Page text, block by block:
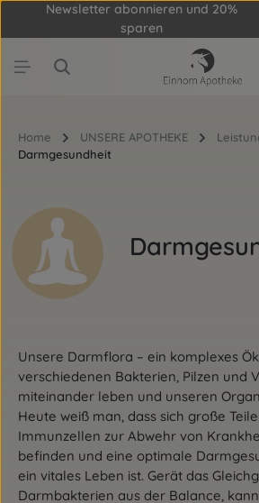
Zum Hauptinhalt springen
Newsletter abonnieren und 20%
sparen
Home UNSERE APOTHEKE
Darmgesundheit
Unsere Darmflora – ein komplexes
verschiedenen Bakterien, Pilzen und
miteinander leben und unseren
Heute weiß man, dass sich große
Immunzellen zur Abwehr von
befinden und eine optimale
ein vitales Leben ist. Gerät das
Darmbakterien aus der Balance,